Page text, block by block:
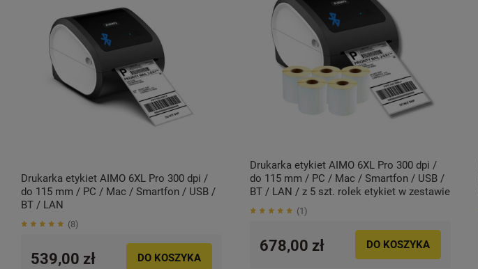
Drukarka etykiet AIMO 6XL Pro 300 dpi /
do 115 mm / PC / Mac / Smartfon / USB /
BT / LAN
8
539,00 zł DO KOSZYKA
Drukarka etykiet AIMO 6XL Pro 300 dpi /
do 115 mm / PC / Mac / Smartfon / USB /
BT / LAN / z 5 szt. rolek etykiet w zestawie
1
678,00 zł DO KOSZYKA